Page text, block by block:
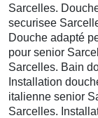
Sarcelles.
securisee
Douche adapté
pour senior
Sarcelles. Bain
Installation
italienne senior
Sarcelles.